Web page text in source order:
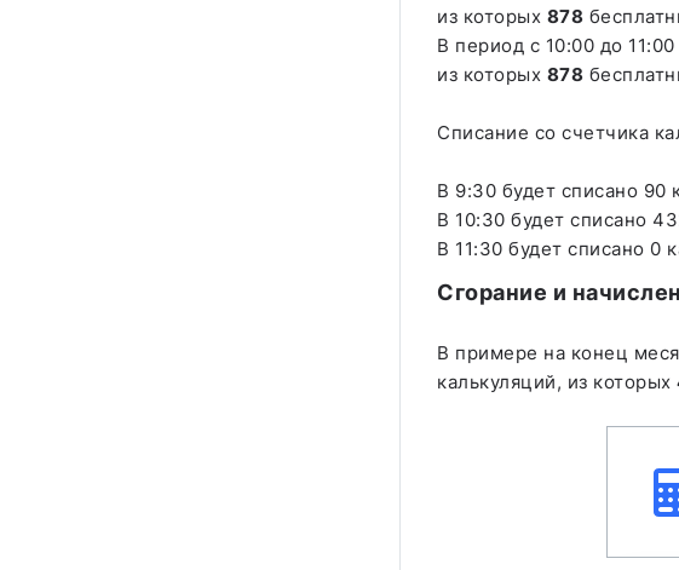
из которых 878
В период с 10:00 до
из которых 878
Списание со счетчика
В 9:30 будет списано 90
В 10:30 будет списано
В 11:30 будет списано 0
Сгорание и
В примере на конец
калькуляций, из которых